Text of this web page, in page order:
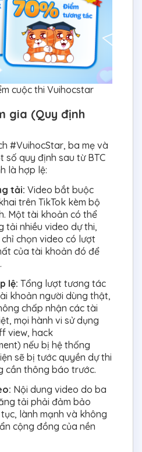
cuộc thi Vuihocstar
gia (Quy định
#VuihocStar, ba mẹ và
số quy định sau từ BTC
là hợp lệ:
tải: Video bắt buộc
trên TikTok kèm bộ
Một tài khoản có thể
tải nhiều video dự thi,
chỉ chọn video có lượt
của tài khoản đó để
lệ: Tổng lượt tương tác
khoản người dùng thật,
chấp nhận các tài
mọi hành vi sử dụng
view, hack
nếu bị hệ thống
sẽ bị tước quyền dự thi
cần thông báo trước.
Nội dung video do ba
tải phải đảm bảo
lành mạnh và không
cộng đồng của nền